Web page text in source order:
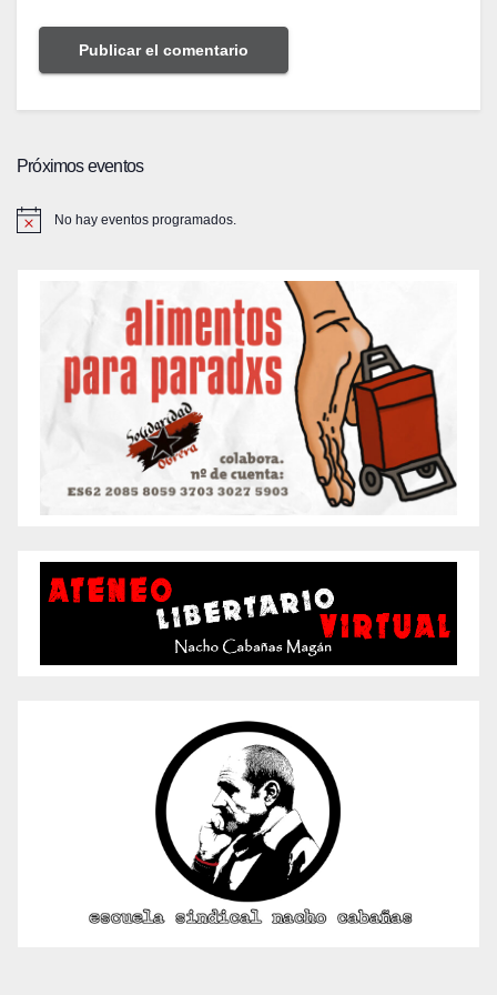
Próximos eventos
No hay eventos programados.